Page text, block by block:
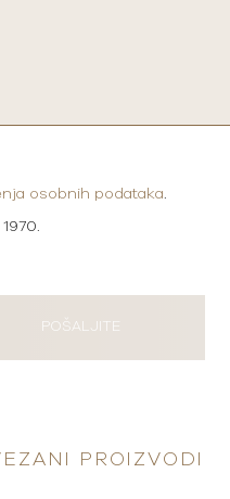
osobnih podataka.
POŠALJITE
PROIZVODI